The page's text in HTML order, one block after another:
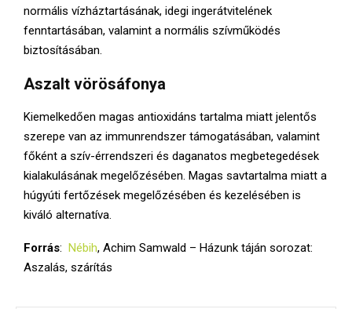
normális vízháztartásának, idegi ingerátvitelének
fenntartásában, valamint a normális szívműködés
biztosításában.
Aszalt vörösáfonya
Kiemelkedően magas antioxidáns tartalma miatt jelentős
szerepe van az immunrendszer támogatásában, valamint
főként a szív-érrendszeri és daganatos megbetegedések
kialakulásának megelőzésében. Magas savtartalma miatt a
húgyúti fertőzések megelőzésében és kezelésében is
kiváló alternatíva.
Forrás: Nébih, Achim Samwald – Házunk táján sorozat:
Aszalás, szárítás